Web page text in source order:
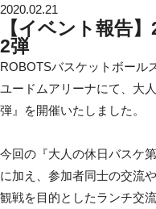
2020.02.21
【イベント報告
2弾
ROBOTSバスケットボール
ユードムアリーナにて、大
弾』を開催いたしました。
今回の『大人の休日バスケ
に加え、参加者同士の交流
観戦を目的としたランチ交